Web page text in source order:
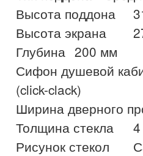
Высота поддона 	310 мм
Высота экрана 	270 мм
Глубина 	200 мм
Сифон душевой кабины
(click-clack)
Ширина дверного проёма
Толщина стекла 	4 мм
Рисунок стекол 	Сатин